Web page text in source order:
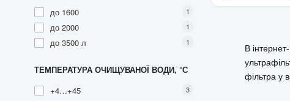
до 1600
1
до 2000 1
до 3500 л 1
ТЕМПЕРАТУРА ОЧИЩУВАНОЇ ВОДИ, °С
+4…+45
3
В
фільтра у